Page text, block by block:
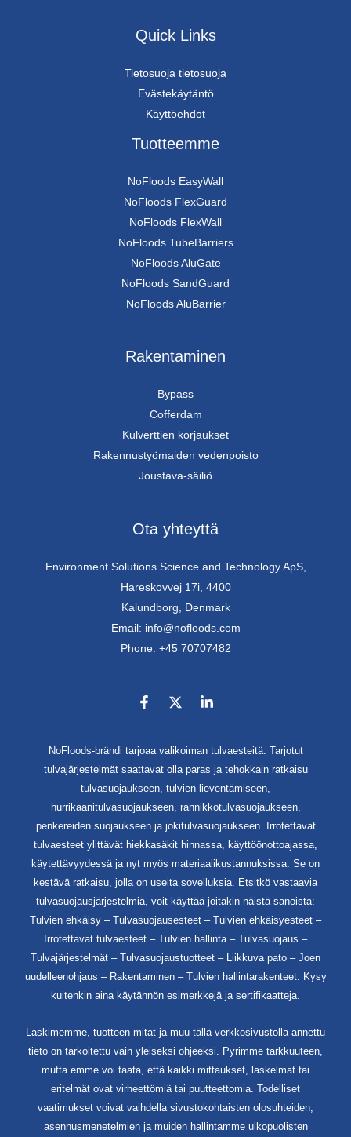
Quick Links
Tietosuoja tietosuoja
Evästekäytäntö
Käyttöehdot
Tuotteemme
NoFloods EasyWall
NoFloods FlexGuard
NoFloods FlexWall
NoFloods TubeBarriers
NoFloods AluGate
NoFloods SandGuard
NoFloods AluBarrier
Rakentaminen
Bypass
Cofferdam
Kulverttien korjaukset
Rakennustyömaiden vedenpoisto
Joustava-säiliö
Ota yhteyttä
Environment Solutions Science and Technology ApS,
Hareskovvej 17i, 4400
Kalundborg, Denmark
Email: info@nofloods.com
Phone: +45 70707482
NoFloods-brändi tarjoaa valikoiman tulvaesteitä. Tarjotut
tulvajärjestelmät saattavat olla paras ja tehokkain ratkaisu
tulvasuojaukseen, tulvien lieventämiseen,
hurrikaanitulvasuojaukseen, rannikkotulvasuojaukseen,
penkereiden suojaukseen ja jokitulvasuojaukseen. Irrotettavat
tulvaesteet ylittävät hiekkasäkit hinnassa, käyttöönottoajassa,
käytettävyydessä ja nyt myös materiaalikustannuksissa. Se on
kestävä ratkaisu, jolla on useita sovelluksia. Etsitkö vastaavia
tulvasuojausjärjestelmiä, voit käyttää joitakin näistä sanoista:
Tulvien ehkäisy – Tulvasuojausesteet – Tulvien ehkäisyesteet –
Irrotettavat tulvaesteet – Tulvien hallinta – Tulvasuojaus –
Tulvajärjestelmät – Tulvasuojaustuotteet – Liikkuva pato – Joen
uudelleenohjaus – Rakentaminen – Tulvien hallintarakenteet. Kysy
kuitenkin aina käytännön esimerkkejä ja sertifikaatteja.
Laskimemme, tuotteen mitat ja muu tällä verkkosivustolla annettu
tieto on tarkoitettu vain yleiseksi ohjeeksi. Pyrimme tarkkuuteen,
mutta emme voi taata, että kaikki mittaukset, laskelmat tai
eritelmät ovat virheettömiä tai puutteettomia. Todelliset
vaatimukset voivat vaihdella sivustokohtaisten olosuhteiden,
asennusmenetelmien ja muiden hallintamme ulkopuolisten